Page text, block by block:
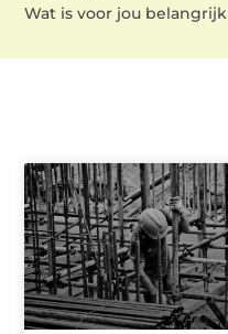
Wat is voor jou